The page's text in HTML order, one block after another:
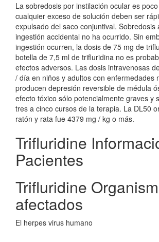
La sobredosis por instilación ocular es
cualquier exceso de solución deben ser
expulsado del saco conjuntival. Sobredosis
ingestión accidental no ha ocurrido. Sin
ingestión ocurren, la dosis de 75 mg de
botella de 7,5 ml de trifluridina no es
efectos adversos. Las dosis intravenosas
/ día en niños y adultos con enfermedades
producen depresión reversible de médula
efecto tóxico sólo potencialmente graves y
tres a cinco cursos de la terapia. La DL50
ratón y rata fue 4379 mg / kg o más.
Trifluridine
Pacientes
Trifluridine
afectados
El herpes virus humano